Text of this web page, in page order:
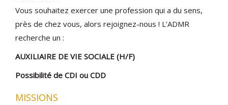
Vous souhaitez exercer une profession qui a du sens,
près de chez vous, alors rejoignez-nous ! L’ADMR
recherche un :
AUXILIAIRE DE VIE SOCIALE (H/F)
Possibilité de CDI ou CDD
MISSIONS